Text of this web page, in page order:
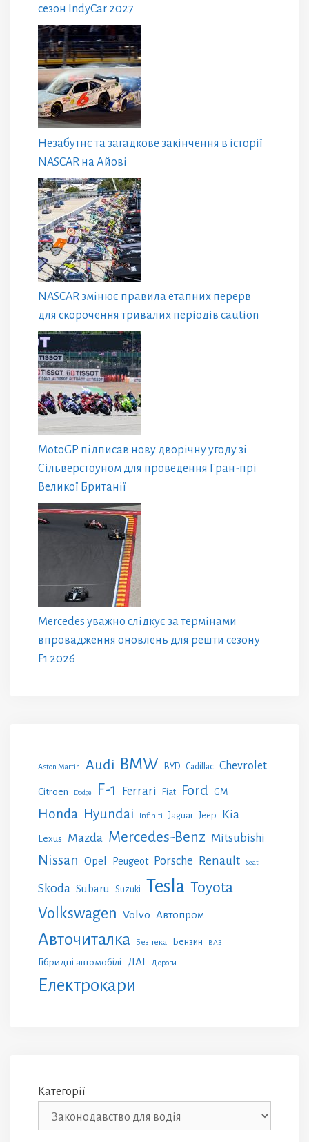
сезон IndyCar 2027
Незабутнє та загадкове закінчення в історії
NASCAR на Айові
NASCAR змінює правила етапних перерв
для скорочення тривалих періодів caution
MotoGP підписав нову дворічну угоду зі
Сільверстоуном для проведення Гран-прі
Великої Британії
Mercedes уважно слідкує за термінами
впровадження оновлень для решти сезону
F1 2026
Aston Martin Audi BMW BYD Cadillac Chevrolet
Citroen Dodge F-1 Ferrari Fiat Ford GM
Honda Hyundai Infiniti Jaguar Jeep Kia
Lexus Mazda Mercedes-Benz Mitsubishi
Nissan Opel Peugeot Porsche Renault Seat
Skoda Subaru Suzuki Tesla Toyota
Volkswagen Volvo Автопром
Авточиталка Безпека Бензин ВАЗ
Гібридні автомобілі ДАІ Дороги
Електрокари
Категорії